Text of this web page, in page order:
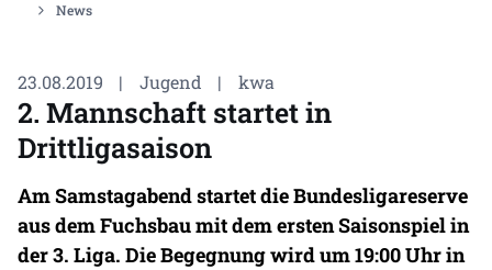
News
23.08.2019 | Jugend | kwa
2. Mannschaft startet in
Drittligasaison
Am Samstagabend startet die Bundesligareserve
aus dem Fuchsbau mit dem ersten Saisonspiel in
der 3. Liga. Die Begegnung wird um 19:00 Uhr in